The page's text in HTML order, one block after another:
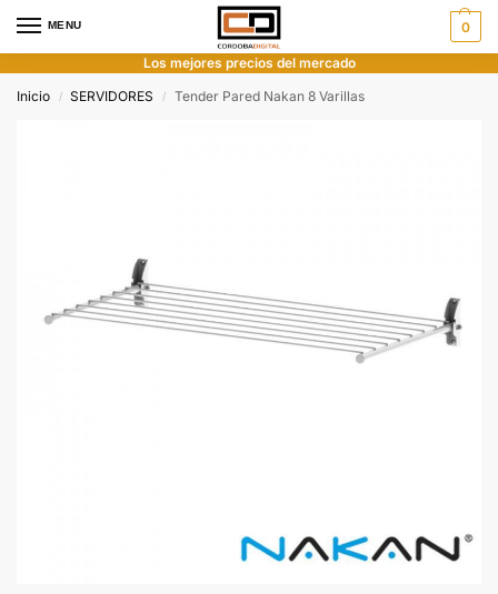
MENU 0
Los mejores precios del mercado
Inicio
/ SERVIDORES / Tender Pared Nakan 8 Varillas